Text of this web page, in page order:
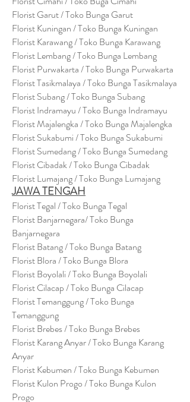
Florist Garut / Toko Bunga Garut
Florist Kuningan / Toko Bunga Kuningan
Florist Karawang / Toko Bunga Karawang
Florist Lembang / Toko Bunga Lembang
Florist Purwakarta / Toko Bunga Purwakarta
Florist Tasikmalaya / Toko Bunga Tasikmalaya
Florist Subang / Toko Bunga Subang
Florist Indramayu / Toko Bunga Indramayu
Florist Majalengka / Toko Bunga Majalengka
Florist Sukabumi / Toko Bunga Sukabumi
Florist Sumedang / Toko Bunga Sumedang
Florist Cibadak / Toko Bunga Cibadak
Florist Lumajang / Toko Bunga Lumajang
JAWA TENGAH
Florist Tegal / Toko Bunga Tegal
Florist Banjarnegara/ Toko Bunga
Banjarnegara
Florist Batang / Toko Bunga Batang
Florist Blora / Toko Bunga Blora
Florist Boyolali / Toko Bunga Boyolali
Florist Cilacap / Toko Bunga Cilacap
Florist Temanggung / Toko Bunga
Temanggung
Florist Brebes / Toko Bunga Brebes
Florist Karang Anyar / Toko Bunga Karang
Anyar
Florist Kebumen / Toko Bunga Kebumen
Florist Kulon Progo / Toko Bunga Kulon
Progo